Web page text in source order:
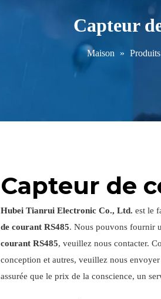
Capteur
Maison » Produits
Capteur de
Hubei Tianrui Electronic Co., Ltd. est le
de courant RS485. Nous pouvons fournir
courant RS485, veuillez nous contacter.
conception et autres, veuillez nous
assurée que le prix de la conscience, un